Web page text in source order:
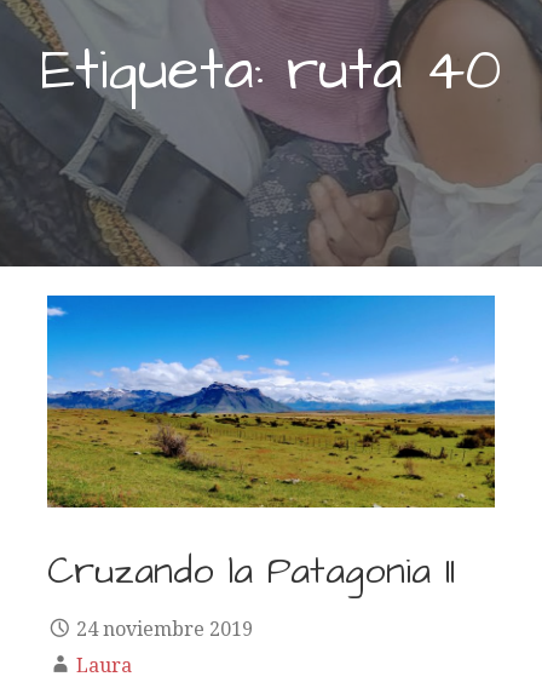
Etiqueta: ruta 40
Cruzando la Patagonia II
24 noviembre 2019
Laura